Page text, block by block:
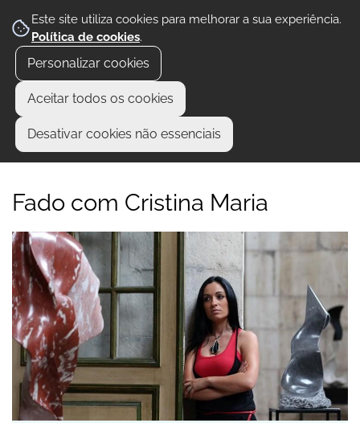
Este site utiliza cookies para melhorar a sua experiência.
Política de cookies.
Personalizar cookies
Aceitar todos os cookies
Desativar cookies não essenciais
Fado com Cristina Maria